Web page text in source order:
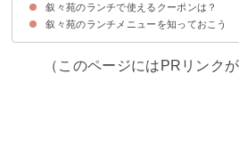
①漬物
②サラダ
③ナムル
④スープ
⑤デザート
叙々苑のランチで使えるクーポンは？
叙々苑ランチで使えるお得なクーポン情報
叙々苑のランチメニューを知っておこう
（このページにはPRリンク